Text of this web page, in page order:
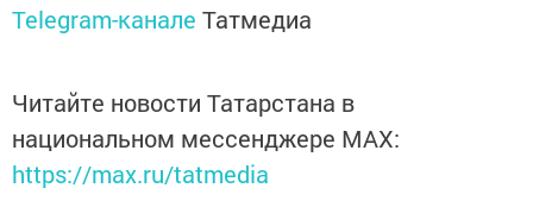
Telegram-канале Татмедиа
Читайте новости Татарстана в
национальном мессенджере MАХ:
https://max.ru/tatmedia